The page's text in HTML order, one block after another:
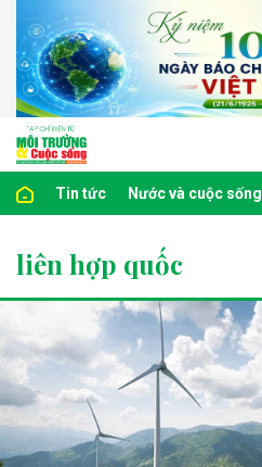
Tin tức Nước và cuộc sống
liên hợp quốc